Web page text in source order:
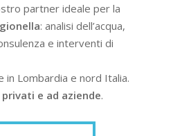
partner ideale per la
: analisi dell’acqua,
e interventi di
in Lombardia e nord Italia.
e ad aziende.